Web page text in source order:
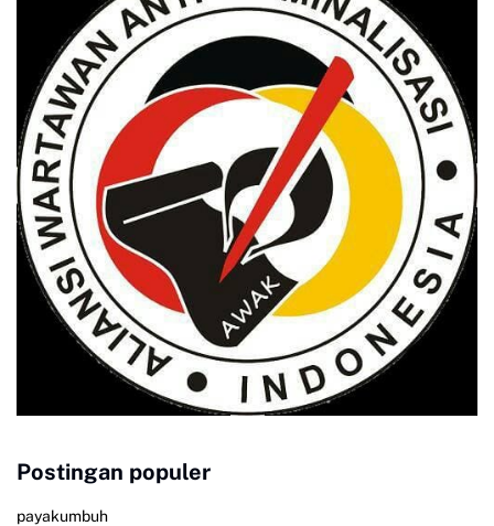
Postingan populer
payakumbuh